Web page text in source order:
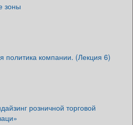
зоны
политика компании. (Лекция 6)
розничной торговой